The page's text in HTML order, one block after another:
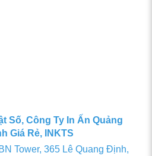
Số, Công Ty In Ấn Quảng
Giá Rẻ, INKTS
Tower, 365 Lê Quang Định,